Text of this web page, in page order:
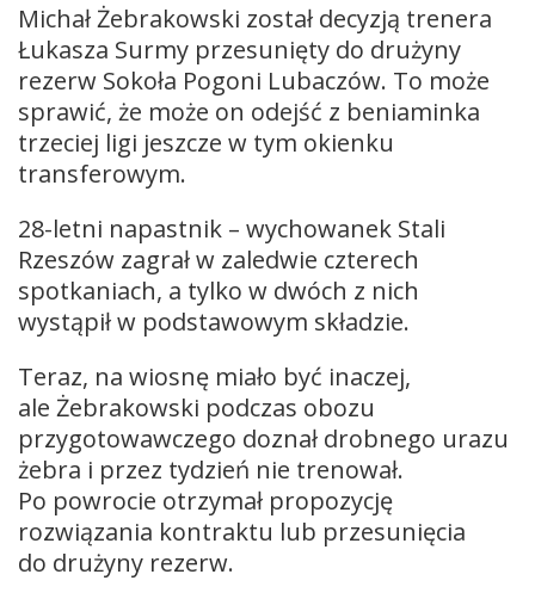
Michał Żebrakowski został decyzją trenera
Łukasza Surmy przesunięty do drużyny
rezerw Sokoła Pogoni Lubaczów. To może
sprawić, że może on odejść z beniaminka
trzeciej ligi jeszcze w tym okienku
transferowym.
28-letni napastnik – wychowanek Stali
Rzeszów zagrał w zaledwie czterech
spotkaniach, a tylko w dwóch z nich
wystąpił w podstawowym składzie.
Teraz, na wiosnę miało być inaczej,
ale Żebrakowski podczas obozu
przygotowawczego doznał drobnego urazu
żebra i przez tydzień nie trenował.
Po powrocie otrzymał propozycję
rozwiązania kontraktu lub przesunięcia
do drużyny rezerw.